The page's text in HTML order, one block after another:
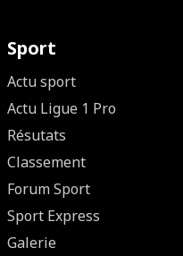
Sport
Actu sport
Actu Ligue 1 Pro
Résutats
Classement
Forum Sport
Sport Express
Galerie